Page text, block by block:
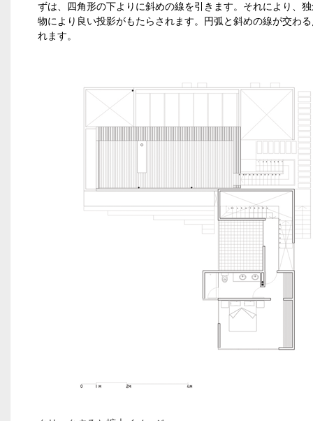
ずは、四角形の下よりに斜めの線を引きます。それにより、
物により良い投影がもたらされます。円弧と斜めの線が交わ
れます。